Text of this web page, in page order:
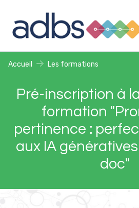
Accueil Les formations
Pré-inscription à
formation
pertinence :
aux IA
doc"